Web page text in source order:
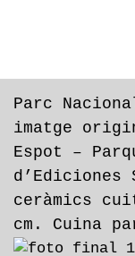
Parc
imatge
Espot –
ceràmics
cm. Cuina